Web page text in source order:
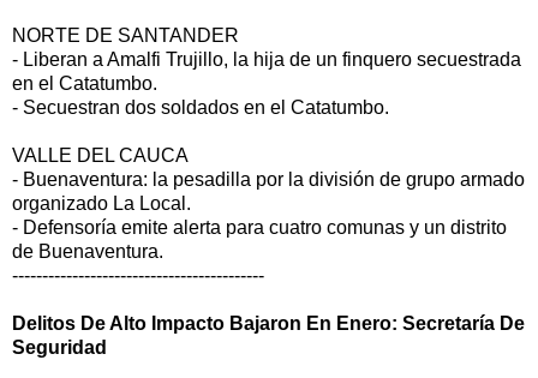
NORTE DE SANTANDER
- Liberan a Amalfi Trujillo, la hija de un finquero secuestrada
en el Catatumbo.
- Secuestran dos soldados en el Catatumbo.
VALLE DEL CAUCA
- Buenaventura: la pesadilla por la división de grupo armado
organizado La Local.
- Defensoría emite alerta para cuatro comunas y un distrito
de Buenaventura.
------------------------------------------
Delitos De Alto Impacto Bajaron En Enero: Secretaría De
Seguridad